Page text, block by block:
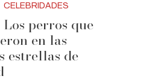
CELEBRIDADES
Los perros que
en las
estrellas de